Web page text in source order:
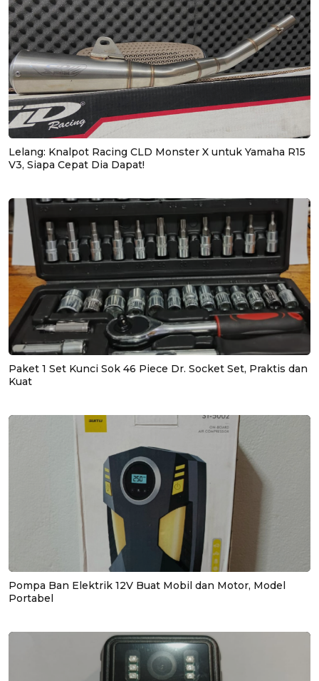
Lelang: Knalpot Racing CLD Monster X untuk Yamaha R15
V3, Siapa Cepat Dia Dapat!
Paket 1 Set Kunci Sok 46 Piece Dr. Socket Set, Praktis dan
Kuat
Pompa Ban Elektrik 12V Buat Mobil dan Motor, Model
Portabel